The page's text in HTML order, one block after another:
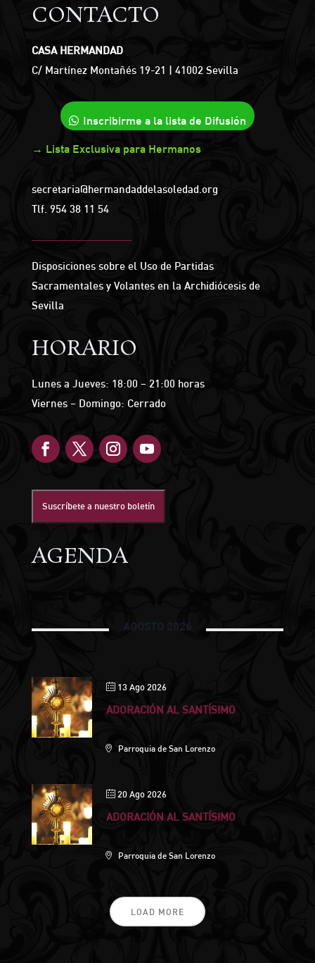
CONTACTO
CASA HERMANDAD
C/ Martínez Montañés 19-21 | 41002 Sevilla
Inscribirme a la lista de Difusión
→ Lista Exclusiva para Hermanos
secretaria@hermandaddelasoledad.org
Tlf. 954 38 11 54
Disposiciones sobre el Uso de Partidas
Sacramentales y Volantes en la Archidiócesis de
Sevilla
HORARIO
Lunes a Jueves: 18:00 – 21:00 horas
Viernes – Domingo: Cerrado
Suscríbete a nuestro boletín
AGENDA
AGOSTO 2026
13 Ago 2026
ADORACIÓN AL SANTÍSIMO
Parroquia de San Lorenzo
20 Ago 2026
ADORACIÓN AL SANTÍSIMO
Parroquia de San Lorenzo
LOAD MORE